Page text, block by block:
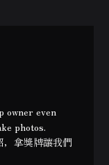
owner even
photos.
拿獎牌讓我們